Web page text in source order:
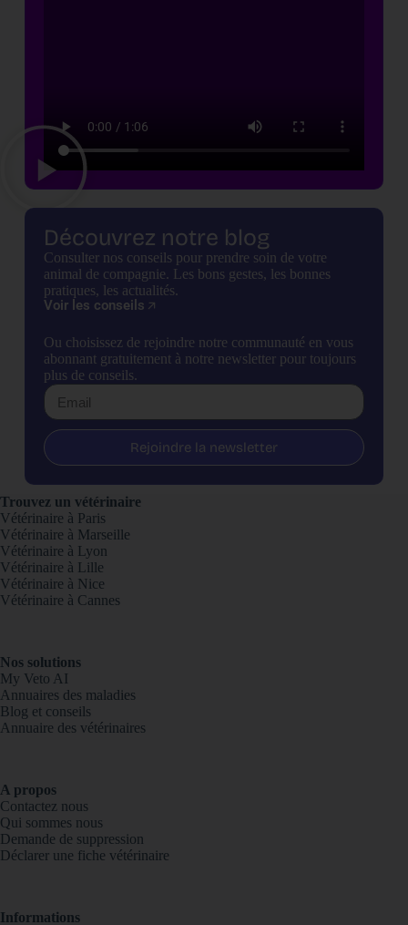
Découvrez notre blog
Consulter nos conseils pour prendre soin de votre
animal de compagnie. Les bons gestes, les bonnes
pratiques, les actualités.
Voir les conseils
Ou choisissez de rejoindre notre communauté en vous
abonnant gratuitement à notre newsletter pour toujours
plus de conseils.
Rejoindre la newsletter
Trouvez un vétérinaire
Vétérinaire à Paris
Vétérinaire à Marseille
Vétérinaire à Lyon
Vétérinaire à Lille
Vétérinaire à Nice
Vétérinaire à Cannes
Nos solutions
My Veto AI
Annuaires des maladies
Blog et conseils
Annuaire des vétérinaires
A propos
Contactez nous
Qui sommes nous
Demande de suppression
Déclarer une fiche vétérinaire
Informations